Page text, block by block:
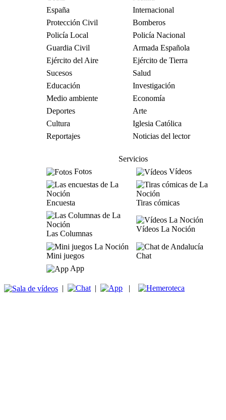
España
Internacional
Protección Civil
Bomberos
Policía Local
Policía Nacional
Guardia Civil
Armada Española
Ejército del Aire
Ejército de Tierra
Sucesos
Salud
Educación
Investigación
Medio ambiente
Economía
Deportes
Arte
Cultura
Iglesia Católica
Reportajes
Noticias del lector
Servicios
Fotos
Vídeos
Encuesta Tiras cómicas
Las Columnas
Vídeos La Noción
Mini juegos
Chat
App
| | |